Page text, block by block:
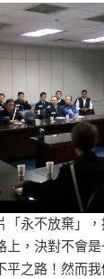
「永不放棄」，
上，決對不會
平之路！然而